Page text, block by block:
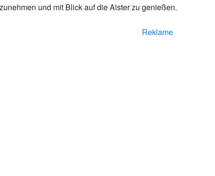
und mit Blick auf die Alster zu genießen.
Reklame